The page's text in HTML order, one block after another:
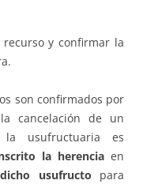
y confirmar la
son confirmados por
cancelación de un
usufructuaria es
la herencia en
usufructo para